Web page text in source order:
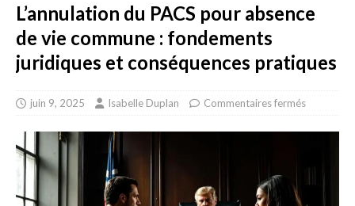
L’annulation du PACS pour absence
de vie commune : fondements
juridiques et conséquences pratiques
juin 9, 2025 Isabelle Duplan Commentaires fermés